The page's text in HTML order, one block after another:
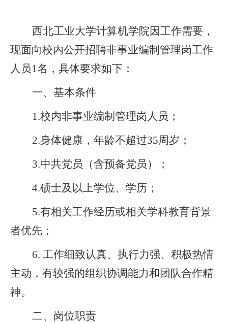
西北工业大学计算机学院因工作需要，
现面向校内公开招聘非事业编制管理岗工作
人员1名，具体要求如下：
一、基本条件
1.校内非事业编制管理岗人员；
2.身体健康，年龄不超过35周岁；
3.中共党员（含预备党员）；
4.硕士及以上学位、学历；
5.有相关工作经历或相关学科教育背景
者优先；
6. 工作细致认真、执行力强、积极热情
主动，有较强的组织协调能力和团队合作精
神。
二、岗位职责